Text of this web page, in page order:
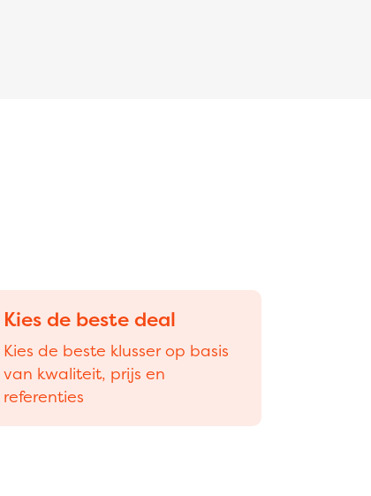
Kies de beste deal
Kies de beste klusser op basis
van kwaliteit, prijs en
referenties